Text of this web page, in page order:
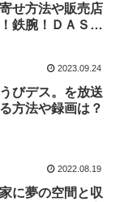
せ方法や販売店
鉄腕！ＤＡＳ
2023.09.24
びデス。を放送
方法や録画は？
2022.08.19
に夢の空間と収